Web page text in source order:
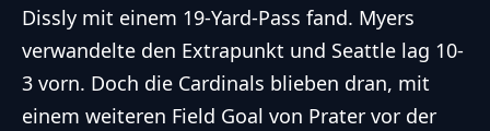
Dissly mit einem 19-Yard-Pass fand. Myers
verwandelte den Extrapunkt und Seattle lag 10-
3 vorn. Doch die Cardinals blieben dran, mit
einem weiteren Field Goal von Prater vor der